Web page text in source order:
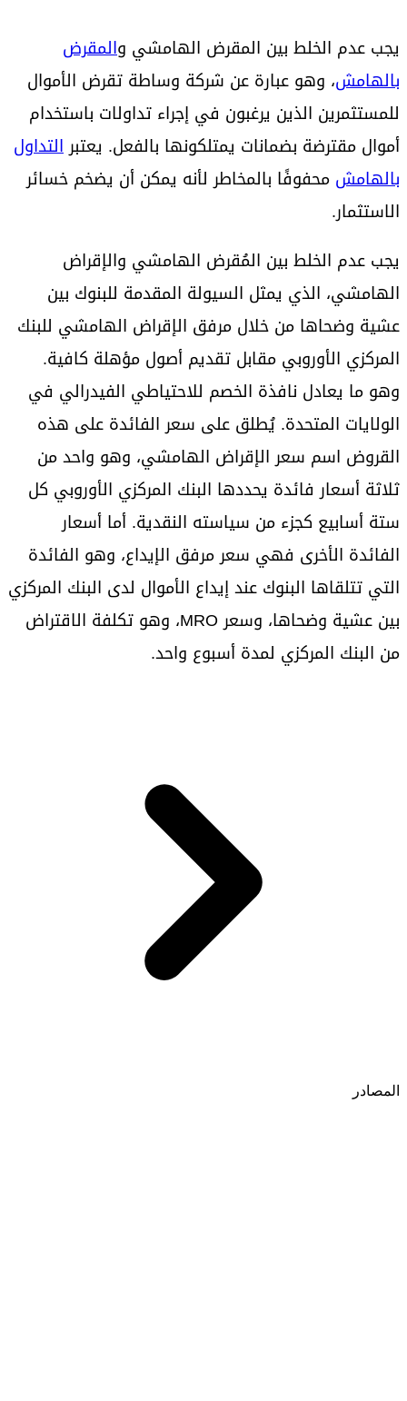
يجب عدم الخلط بين المقرض الهامشي والمقرض
بالهامش، وهو عبارة عن شركة وساطة تقرض الأموال
للمستثمرين الذين يرغبون في إجراء تداولات باستخدام
أموال مقترضة بضمانات يمتلكونها بالفعل. يعتبرالتداول
بالهامش محفوفًا بالمخاطر لأنه يمكن أن يضخم خسائر
الاستثمار.
يجب عدم الخلط بين المُقرض الهامشي والإقراض
الهامشي، الذي يمثل السيولة المقدمة للبنوك بين
عشية وضحاها من خلال مرفق الإقراض الهامشي للبنك
المركزي الأوروبي مقابل تقديم أصول مؤهلة كافية.
وهو ما يعادل نافذة الخصم للاحتياطي الفيدرالي في
الولايات المتحدة. يُطلق على سعر الفائدة على هذه
القروض اسم سعر الإقراض الهامشي، وهو واحد من
ثلاثة أسعار فائدة يحددها البنك المركزي الأوروبي كل
ستة أسابيع كجزء من سياسته النقدية. أما أسعار
الفائدة الأخرى فهي سعر مرفق الإيداع، وهو الفائدة
التي تتلقاها البنوك عند إيداع الأموال لدى البنك المركزي
بين عشية وضحاها، وسعر MRO، وهو تكلفة الاقتراض
من البنك المركزي لمدة أسبوع واحد.
المصادر